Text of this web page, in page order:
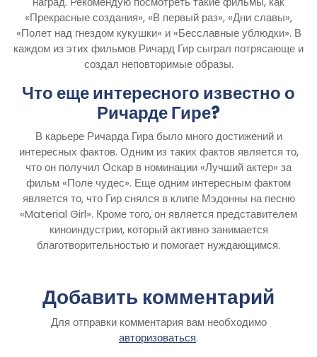
«Прекрасные создания», «В первый раз», «Дни славы»,
«Полет над гнездом кукушки» и «Бесславные ублюдки». В
каждом из этих фильмов Ричард Гир сыграл потрясающе и
создал неповторимые образы.
Что еще интересного известно о
Ричарде Гире?
В карьере Ричарда Гира было много достижений и
интересных фактов. Одним из таких фактов является то,
что он получил Оскар в номинации «Лучший актер» за
фильм «Поле чудес». Еще одним интересным фактом
является то, что Гир снялся в клипе Мэдонны на песню
«Material Girl». Кроме того, он является представителем
киноиндустрии, который активно занимается
благотворительностью и помогает нуждающимся.
Добавить комментарий
Для отправки комментария вам необходимо
авторизоваться.